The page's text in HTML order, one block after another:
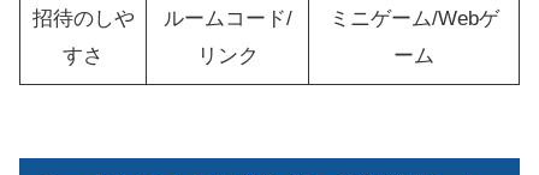
招待のしや
すさ
ルームコード/
リンク
ミニゲーム/Webゲ
ーム